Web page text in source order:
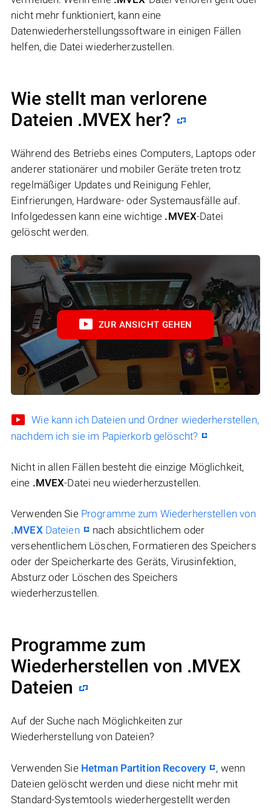
nicht mehr funktioniert, kann eine
Datenwiederherstellungssoftware in einigen Fällen
helfen, die Datei wiederherzustellen.
Wie stellt man verlorene
Dateien .MVEX her?
Während des Betriebs eines Computers, Laptops oder
anderer stationärer und mobiler Geräte treten trotz
regelmäßiger Updates und Reinigung Fehler,
Einfrierungen, Hardware- oder Systemausfälle auf.
Infolgedessen kann eine wichtige .MVEX-Datei
gelöscht werden.
ZUR ANSICHT GEHEN
Wie kann ich Dateien und Ordner wiederherstellen,
nachdem ich sie im Papierkorb gelöscht?
Nicht in allen Fällen besteht die einzige Möglichkeit,
eine .MVEX-Datei neu wiederherzustellen.
Verwenden Sie Programme zum Wiederherstellen von
.MVEXDateien
nach absichtlichem oder
versehentlichem Löschen, Formatieren des Speichers
oder der Speicherkarte des Geräts, Virusinfektion,
Absturz oder Löschen des Speichers
wiederherzustellen.
Programme zum
Wiederherstellen von .MVEX
Dateien
Auf der Suche nach Möglichkeiten zur
Wiederherstellung von Dateien?
Verwenden Sie Hetman Partition Recovery
, wenn
Dateien gelöscht werden und diese nicht mehr mit
Standard-Systemtools wiederhergestellt werden